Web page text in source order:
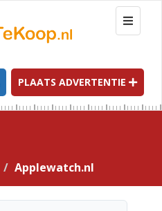
T
o
g
l
e
n
a
t
PLAATS ADVERTENTIE
Applewatch.nl